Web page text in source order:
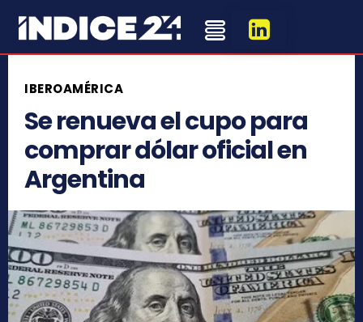
IBEROAMÉRICA
Se renueva el cupo para
comprar dólar oficial en
Argentina